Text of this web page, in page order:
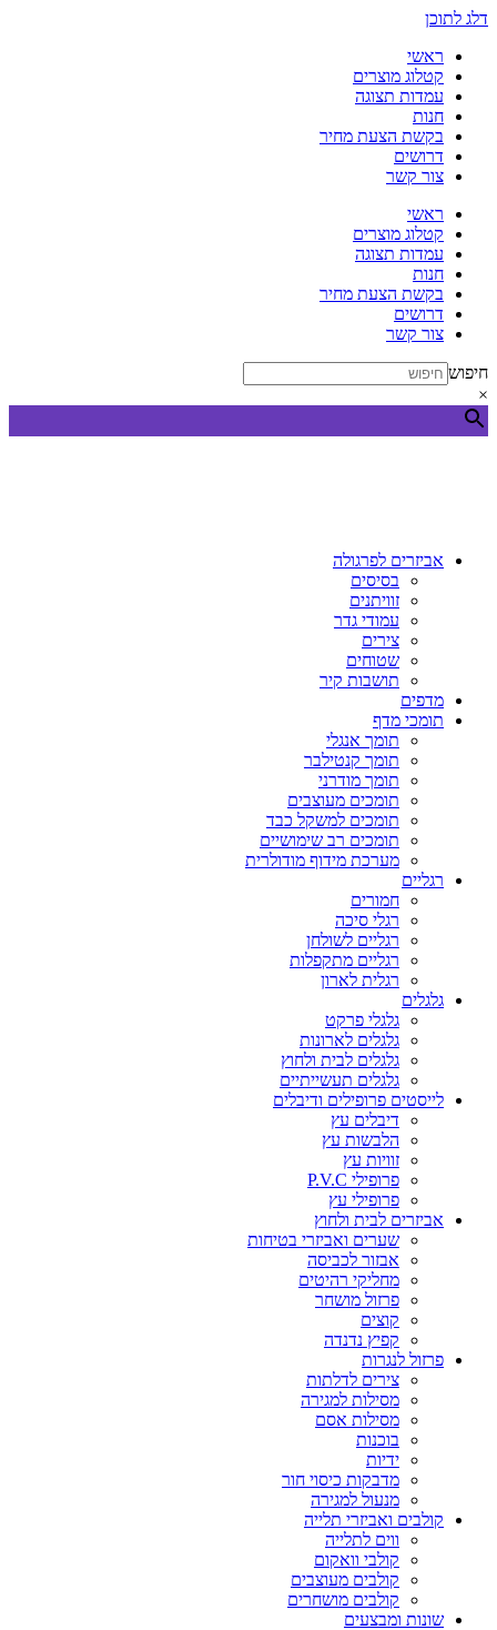
דלג לתוכן
ראשי
קטלוג מוצרים
עמדות תצוגה
חנות
בקשת הצעת מחיר
דרושים
צור קשר
ראשי
קטלוג מוצרים
עמדות תצוגה
חנות
בקשת הצעת מחיר
דרושים
צור קשר
חיפוש
×
אביזרים לפרגולה
בסיסים
זוויתנים
עמודי גדר
צירים
שטוחים
תושבות קיר
מדפים
תומכי מדף
תומך אנגלי
תומך קנטילבר
תומך מודרני
תומכים מעוצבים
תומכים למשקל כבד
תומכים רב שימושיים
מערכת מידוף מודולרית
רגליים
חמורים
רגלי סיכה
רגליים לשולחן
רגליים מתקפלות
רגלית לארון
גלגלים
גלגלי פרקט
גלגלים לארונות
גלגלים לבית ולחוץ
גלגלים תעשייתיים
לייסטים פרופילים ודיבלים
דיבלים עץ
הלבשות עץ
זוויות עץ
פרופילי P.V.C
פרופילי עץ
אביזרים לבית ולחוץ
שערים ואביזרי בטיחות
אבזור לכביסה
מחליקי רהיטים
פרזול מושחר
קוצים
קפיץ נדנדה
פרזול לנגרות
צירים לדלתות
מסילות למגירה
מסילות אסם
בוכנות
ידיות
מדבקות כיסוי חור
מנעול למגירה
קולבים ואביזרי תלייה
ווים לתלייה
קולבי וואקום
קולבים מעוצבים
קולבים מושחרים
שונות ומבצעים